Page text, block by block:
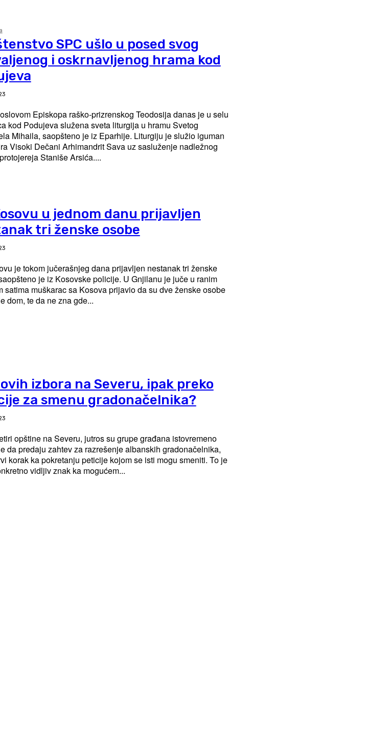
SPC ušlo u posed svog
i oskrnavljenog hrama kod
Episkopa raško-prizrenskog Teodosija danas je u selu
kod Podujeva služena sveta liturgija u hramu Svetog
saopšteno je iz Eparhije. Liturgiju je služio iguman
Visoki Dečani Arhimandrit Sava uz sasluženje nadležnog
Staniše Arsića....
u jednom danu prijavljen
tri ženske osobe
je tokom jučerašnjeg dana prijavljen nestanak tri ženske
je iz Kosovske policije. U Gnjilanu je juče u ranim
satima muškarac sa Kosova prijavio da su dve ženske osobe
dom, te da ne zna gde...
izbora na Severu, ipak preko
za smenu gradonačelnika?
opštine na Severu, jutros su grupe građana istovremeno
da predaju zahtev za razrešenje albanskih gradonačelnika,
korak ka pokretanju peticije kojom se isti mogu smeniti. To je
vidljiv znak ka mogućem...